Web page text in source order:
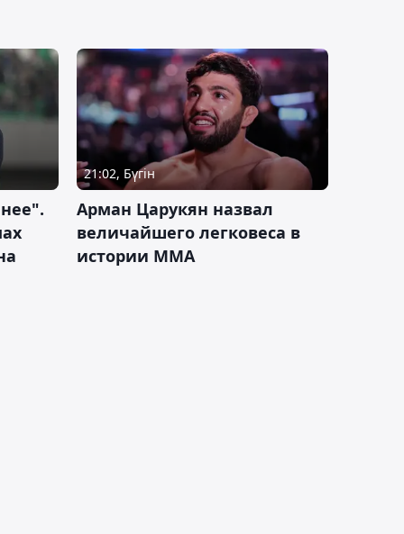
21:02, Бүгін
Арман Царукян назвал
величайшего легковеса в
истории ММА